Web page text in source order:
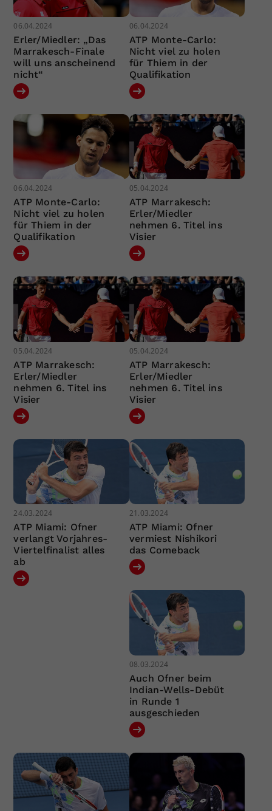
06.04.2024
Erler/Miedler: „Das
Marrakesch-Finale
will uns anscheinend
nicht“
06.04.2024
ATP Monte-Carlo:
Nicht viel zu holen
für Thiem in der
Qualifikation
06.04.2024
ATP Monte-Carlo:
Nicht viel zu holen
für Thiem in der
Qualifikation
05.04.2024
ATP Marrakesch:
Erler/Miedler
nehmen 6. Titel ins
Visier
05.04.2024
ATP Marrakesch:
Erler/Miedler
nehmen 6. Titel ins
Visier
05.04.2024
ATP Marrakesch:
Erler/Miedler
nehmen 6. Titel ins
Visier
24.03.2024
ATP Miami: Ofner
verlangt Vorjahres-
Viertelfinalist alles
ab
21.03.2024
ATP Miami: Ofner
vermiest Nishikori
das Comeback
08.03.2024
Auch Ofner beim
Indian-Wells-Debüt
in Runde 1
ausgeschieden